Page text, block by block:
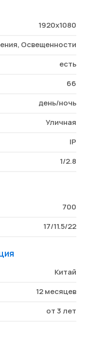
1920x1080
Освещенности
есть
66
день/ночь
Уличная
IP
1/2.8
700
17/11.5/22
Китай
12 месяцев
от 3 лет